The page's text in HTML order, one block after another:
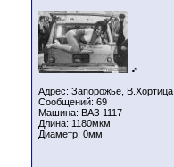
♂
Адрес: Запорожье, В.Хортица
Сообщений: 69
Машина: ВАЗ 1117
Длина: 1180мкм
Диаметр: 0мм